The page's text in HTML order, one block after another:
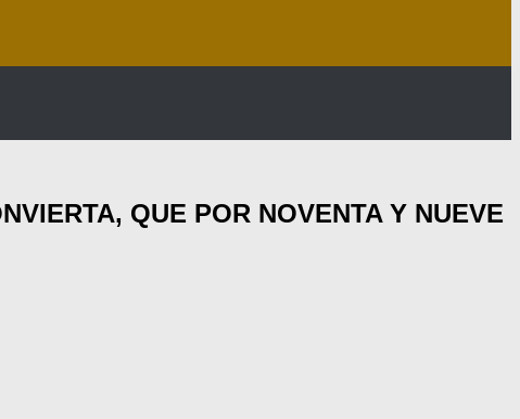
QUE POR NOVENTA Y NUEVE